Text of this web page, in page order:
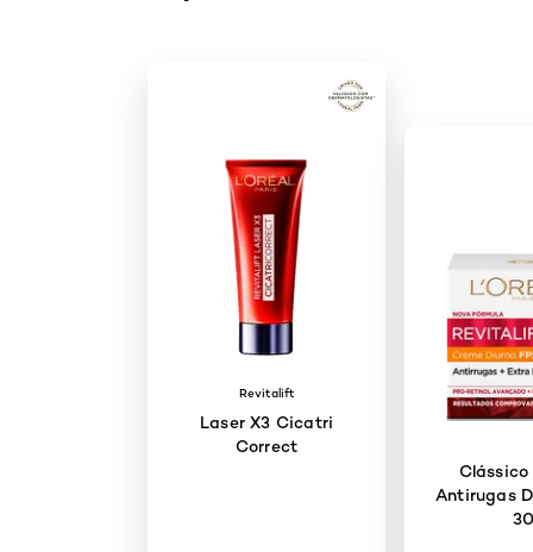
Revitalift
Laser X3 Cicatri
Correct
Antirugas